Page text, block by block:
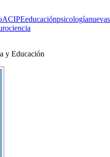
ACIPEeducaciónpsicologíanuevas
y Educación